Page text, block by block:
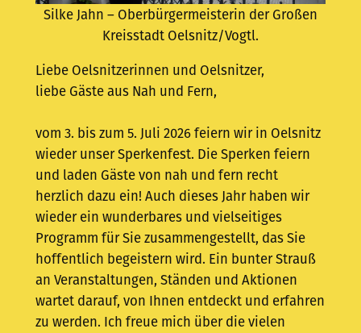
Silke Jahn – Oberbürgermeisterin der Großen
Kreisstadt Oelsnitz/Vogtl.
Liebe Oelsnitzerinnen und Oelsnitzer,
liebe Gäste aus Nah und Fern,
vom 3. bis zum 5. Juli 2026 feiern wir in Oelsnitz
wieder unser Sperkenfest. Die Sperken feiern
und laden Gäste von nah und fern recht
herzlich dazu ein! Auch dieses Jahr haben wir
wieder ein wunderbares und vielseitiges
Programm für Sie zusammengestellt, das Sie
hoffentlich begeistern wird. Ein bunter Strauß
an Veranstaltungen, Ständen und Aktionen
wartet darauf, von Ihnen entdeckt und erfahren
zu werden. Ich freue mich über die vielen